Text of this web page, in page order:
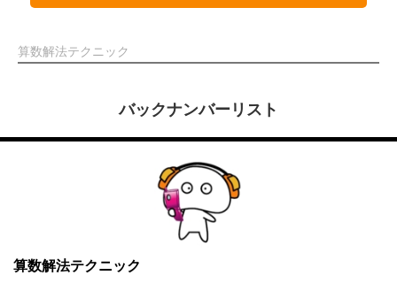
算数解法テクニック
バックナンバーリスト
算数解法テクニック